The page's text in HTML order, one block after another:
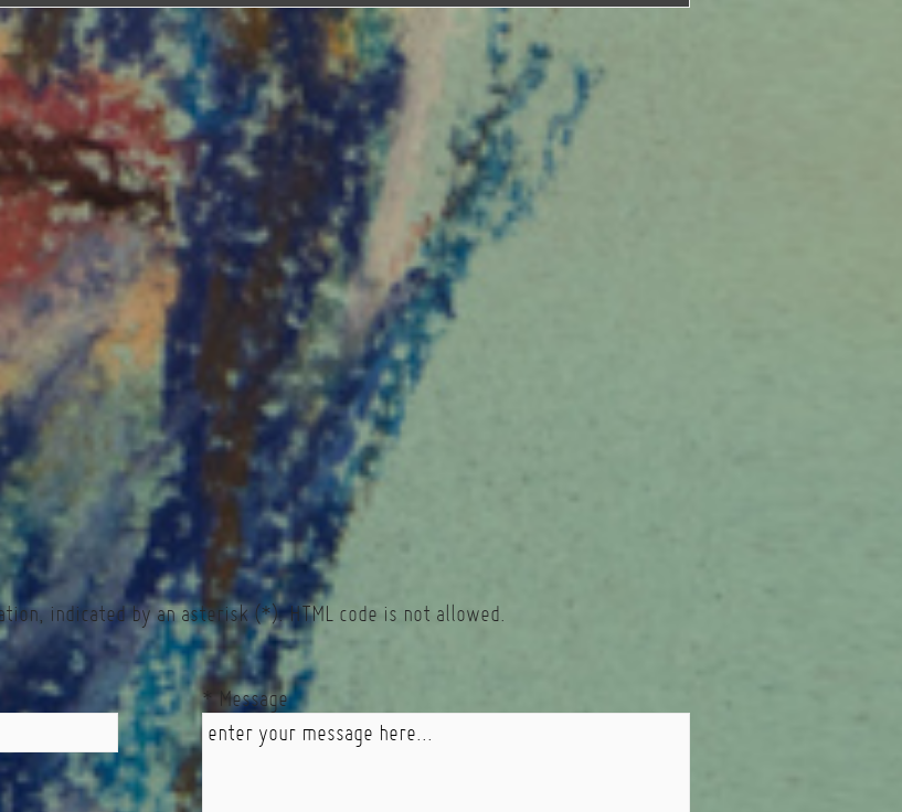
indicated by an asterisk (*). HTML code is not allowed.
* Message